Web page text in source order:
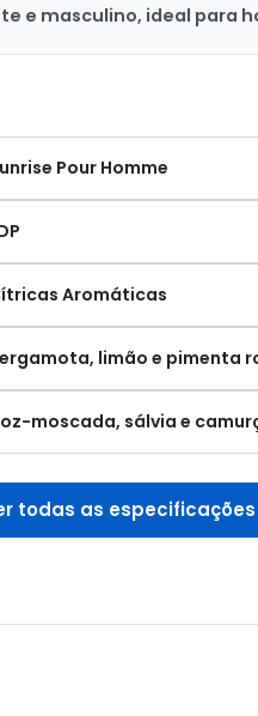
e masculino, ideal para
Pour Homme
Aromáticas
limão e pimenta
moscada, sálvia e
todas as especificações